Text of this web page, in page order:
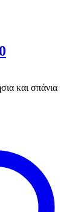
και σπάνια